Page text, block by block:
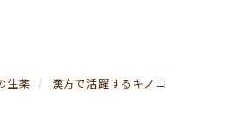
生薬
漢方で活躍するキノコ